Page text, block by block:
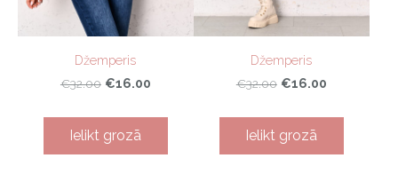
Džemperis
€32.00 €16.00
Ielikt grozā
Džemperis
€32.00 €16.00
Ielikt grozā